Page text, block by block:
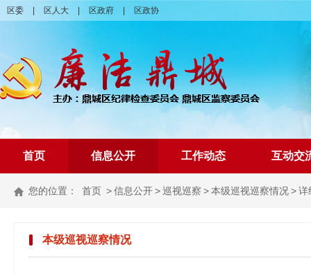
区委 区人大 区政府 区政协
首页 信息公开 工作动态 互动交
您的位置： 首页 >信息公开>巡视巡察 >本级巡视巡察情况>详
本级巡视巡察情况